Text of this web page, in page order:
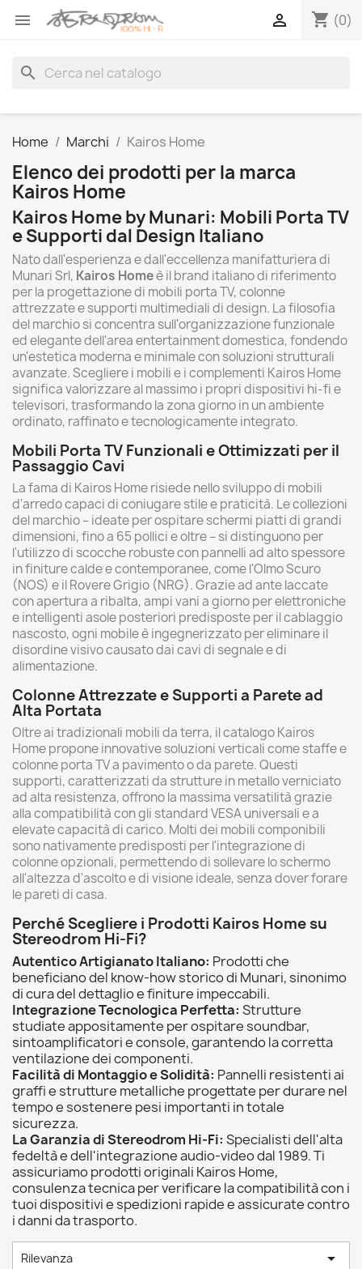
 shopping_cart (0)

search
Home Marchi Kairos Home
Elenco dei prodotti per la marca
Kairos Home
Kairos Home by Munari: Mobili Porta TV
e Supporti dal Design Italiano
Nato dall'esperienza e dall'eccellenza manifatturiera di
Munari Srl, Kairos Homeè il brand italiano di riferimento
per la progettazione di mobili porta TV, colonne
attrezzate e supporti multimediali di design. La filosofia
del marchio si concentra sull'organizzazione funzionale
ed elegante dell'area entertainment domestica, fondendo
un'estetica moderna e minimale con soluzioni strutturali
avanzate. Scegliere i mobili e i complementi Kairos Home
significa valorizzare al massimo i propri dispositivi hi-fi e
televisori, trasformando la zona giorno in un ambiente
ordinato, raffinato e tecnologicamente integrato.
Mobili Porta TV Funzionali e Ottimizzati per il
Passaggio Cavi
La fama di Kairos Home risiede nello sviluppo di mobili
d'arredo capaci di coniugare stile e praticità. Le collezioni
del marchio – ideate per ospitare schermi piatti di grandi
dimensioni, fino a 65 pollici e oltre – si distinguono per
l'utilizzo di scocche robuste con pannelli ad alto spessore
in finiture calde e contemporanee, come l'Olmo Scuro
(NOS) e il Rovere Grigio (NRG). Grazie ad ante laccate
con apertura a ribalta, ampi vani a giorno per elettroniche
e intelligenti asole posteriori predisposte per il cablaggio
nascosto, ogni mobile è ingegnerizzato per eliminare il
disordine visivo causato dai cavi di segnale e di
alimentazione.
Colonne Attrezzate e Supporti a Parete ad
Alta Portata
Oltre ai tradizionali mobili da terra, il catalogo Kairos
Home propone innovative soluzioni verticali come staffe e
colonne porta TV a pavimento o da parete. Questi
supporti, caratterizzati da strutture in metallo verniciato
ad alta resistenza, offrono la massima versatilità grazie
alla compatibilità con gli standard VESA universali e a
elevate capacità di carico. Molti dei mobili componibili
sono nativamente predisposti per l'integrazione di
colonne opzionali, permettendo di sollevare lo schermo
all'altezza d'ascolto e di visione ideale, senza dover forare
le pareti di casa.
Perché Scegliere i Prodotti Kairos Home su
Stereodrom Hi-Fi?
Autentico Artigianato Italiano: Prodotti che
beneficiano del know-how storico di Munari, sinonimo
di cura del dettaglio e finiture impeccabili.
Integrazione Tecnologica Perfetta: Strutture
studiate appositamente per ospitare soundbar,
sintoamplificatori e console, garantendo la corretta
ventilazione dei componenti.
Facilità di Montaggio e Solidità: Pannelli resistenti ai
graffi e strutture metalliche progettate per durare nel
tempo e sostenere pesi importanti in totale
sicurezza.
La Garanzia di Stereodrom Hi-Fi: Specialisti dell'alta
fedeltà e dell'integrazione audio-video dal 1989. Ti
assicuriamo prodotti originali Kairos Home,
consulenza tecnica per verificare la compatibilità con i
tuoi dispositivi e spedizioni rapide e assicurate contro
i danni da trasporto.
Rilevanza 